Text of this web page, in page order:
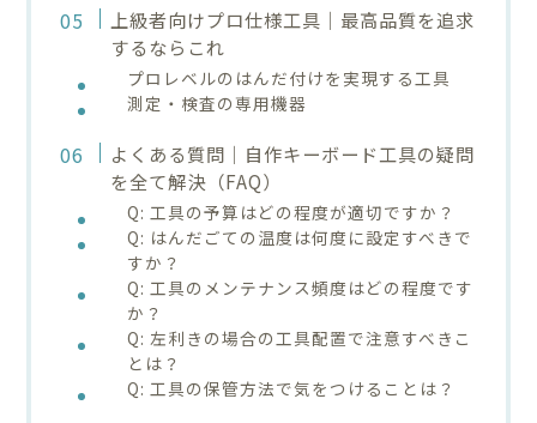
上級者向けプロ仕様工具｜最高品質を追求
するならこれ
プロレベルのはんだ付けを実現する工具
測定・検査の専用機器
よくある質問｜自作キーボード工具の疑問
を全て解決（FAQ）
Q: 工具の予算はどの程度が適切ですか？
Q: はんだごての温度は何度に設定すべきで
すか？
Q: 工具のメンテナンス頻度はどの程度です
か？
Q: 左利きの場合の工具配置で注意すべきこ
とは？
Q: 工具の保管方法で気をつけることは？